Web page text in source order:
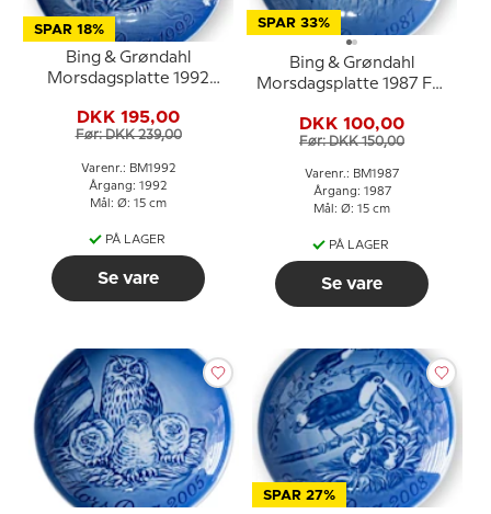
SPAR 18%
Bing & Grøndahl
Morsdagsplatte 1992
DKK 195,00
Før: DKK 239,00
Varenr.: BM1992
Årgang: 1992
Mål: Ø: 15 cm
PÅ LAGER
Se vare
SPAR 33%
Bing & Grøndahl
Morsdagsplatte 1987 Får
DKK 100,00
Før: DKK 150,00
Varenr.: BM1987
Årgang: 1987
Mål: Ø: 15 cm
PÅ LAGER
Se vare
SPAR 27%